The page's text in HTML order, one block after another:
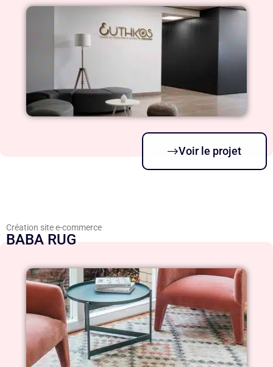
Voir le projet
Création site e-commerce
BABA RUG